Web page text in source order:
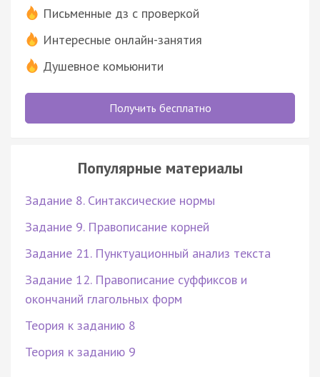
Письменные дз с проверкой
Интересные онлайн-занятия
Душевное комьюнити
Получить бесплатно
Популярные материалы
Задание 8. Синтаксические нормы
Задание 9. Правописание корней
Задание 21. Пунктуационный анализ текста
Задание 12. Правописание суффиксов и
окончаний глагольных форм
Теория к заданию 8
Теория к заданию 9